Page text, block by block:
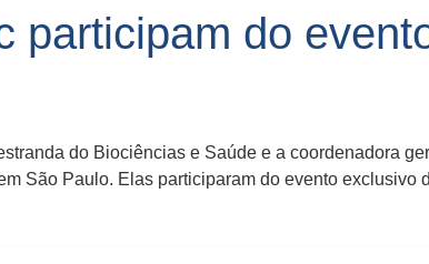
participam do
do Biociências e Saúde e a coordenadora
São Paulo. Elas participaram do evento exclusivo